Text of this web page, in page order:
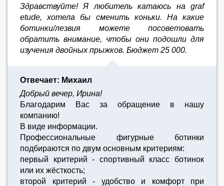
Здравствуйте! Я любитель катаюсь на graf
etudе, хотела бы сменить коньки. На какие
ботинки/лезвия можете посоветовать
обратить внимание, чтобы они подошли для
изучения двойных прыжков. Бюджет 25 000.
Отвечает: Михаил
Добрый вечер, Ирина!
Благодарим Вас за обращение в нашу
компанию!
В виде информации.
Профессиональные фигурные ботинки
подбираются по двум основным критериям:
первый критерий - спортивный класс ботинок
или их жёсткость;
второй критерий - удобство и комфорт при